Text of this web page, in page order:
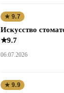
★ 9.7
Искусство
★9.7
06.07.2026
★ 9.9